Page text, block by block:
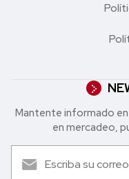
Mantente informado
en mercadeo,